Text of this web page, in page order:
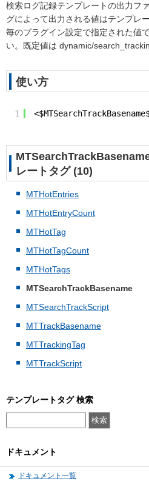
検索ログ記録テンプレートの出力フ
グによって出力される値はテンプレ
毎のプラグイン設定で指定された値
い。既定値は dynamic/
使い方
1
レートタグ (10)
MTHotEntries
MTHotEntryCount
MTHotTag
MTHotTagCount
MTHotTags
MTSearchTrackBasename
MTSearchTrackScript
MTTrackBasename
MTTrackingTag
MTTrackScript
テンプレートタグ 検索
ドキュメント
ドキュメント一覧